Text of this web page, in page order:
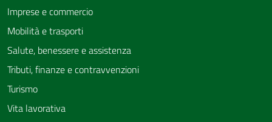
Imprese e commercio
Mobilità e trasporti
Salute, benessere e assistenza
Tributi, finanze e contravvenzioni
Turismo
Vita lavorativa